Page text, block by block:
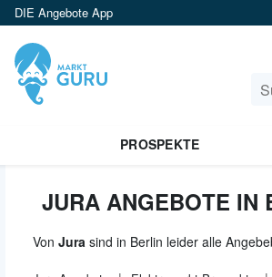
DIE Angebote App
PROSPEKTE
JURA ANGEBOTE IN
Von Jura sind in Berlin leider alle